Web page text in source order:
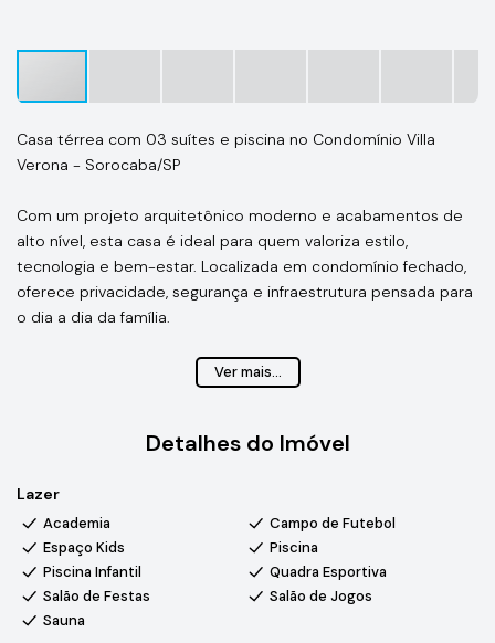
Casa térrea com 03 suítes e piscina no Condomínio Villa
Verona - Sorocaba/SP
Com um projeto arquitetônico moderno e acabamentos de
alto nível, esta casa é ideal para quem valoriza estilo,
tecnologia e bem-estar. Localizada em condomínio fechado,
oferece privacidade, segurança e infraestrutura pensada para
o dia a dia da família.
Características do imóvel:
3 suítes sendo 01 com closet
Cozinha planejada
Área gourmet integrada, com churrasqueira
Piscina
Banheiro Social
04 vagas de garagem
Dimensões:
Ver mais...
Detalhes do Imóvel
Lazer
Academia
Campo de Futebol
Espaço Kids
Piscina
Piscina Infantil
Quadra Esportiva
Salão de Festas
Salão de Jogos
Sauna